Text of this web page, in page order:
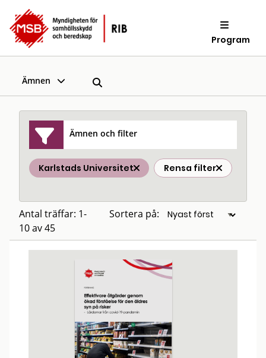
Program
Ämnen
Ämnen och filter
Karlstads Universitet Rensa filter
Antal träffar: 1-
10 av 45
Sortera på: